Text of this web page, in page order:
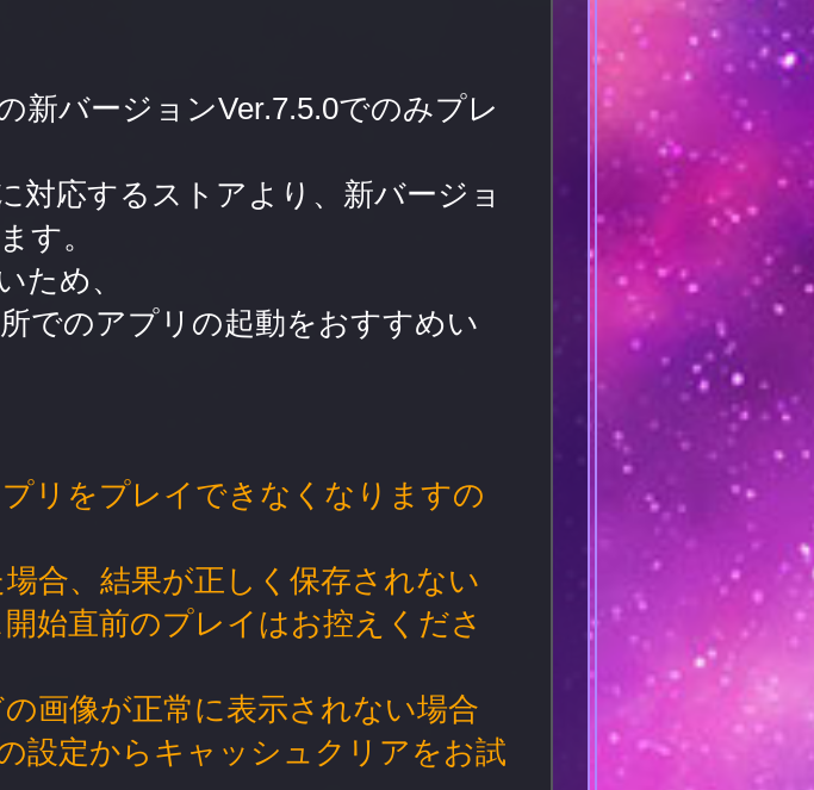
新バージョンVer.7.5.0でのみプレ
対応するストアより、新バージョ
す。
ため、
でのアプリの起動をおすすめい
リをプレイできなくなりますの
合、結果が正しく保存されない
始直前のプレイはお控えくださ
画像が正常に表示されない場合
設定からキャッシュクリアをお試